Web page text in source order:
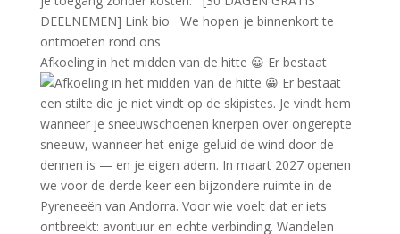
Afkoeling in het midden van de hitte 😀 Er bestaat